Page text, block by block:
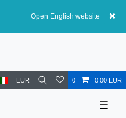
Open English website
EUR 0 0,00 EUR
☰